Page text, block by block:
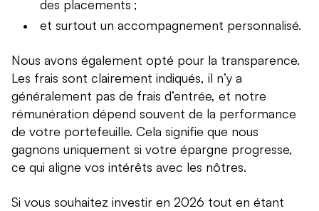
des placements ;
et surtout un accompagnement personnalisé.
Nous avons également opté pour la transparence.
Les frais sont clairement indiqués, il n’y a
généralement pas de frais d’entrée, et notre
rémunération dépend souvent de la performance
de votre portefeuille. Cela signifie que nous
gagnons uniquement si votre épargne progresse,
ce qui aligne vos intérêts avec les nôtres.
Si vous souhaitez investir en 2026 tout en étant